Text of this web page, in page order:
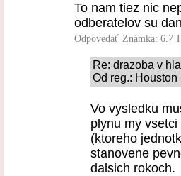
To nam tiez nic
odberatelov su
Odpovedať Známka: 6.7
Re: drazoba v
Od reg.:
Vo vysledku
plynu my
(ktoreho
stanovene
dalsich rokoch.